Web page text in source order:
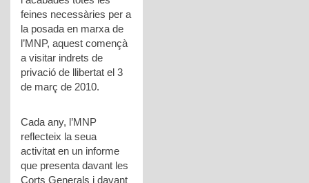
feines necessàries per a
la posada en marxa de
l’MNP, aquest començà
a visitar indrets de
privació de llibertat el 3
de març de 2010.
Cada any, l’MNP
reflecteix la seua
activitat en un informe
que presenta davant les
Corts Generals i davant